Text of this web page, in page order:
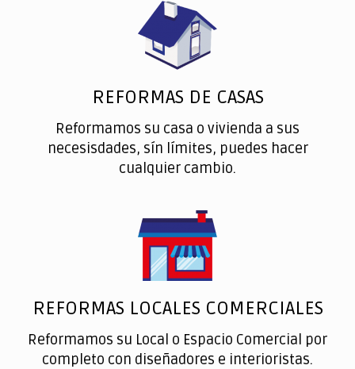
REFORMAS DE CASAS
Reformamos su casa o vivienda a sus
necesisdades, sín límites, puedes hacer
cualquier cambio.
REFORMAS LOCALES COMERCIALES
Reformamos su Local o Espacio Comercial por
completo con diseñadores e interioristas.